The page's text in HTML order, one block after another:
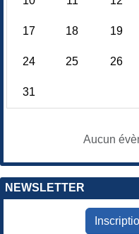
17 18 19
24 25 26
31
Aucun
NEWSLETTER